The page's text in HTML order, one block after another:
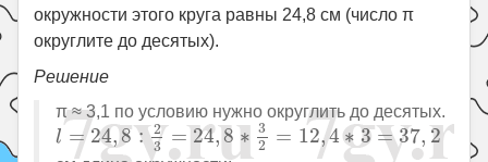
окружности этого круга равны 24,8 см (число π
округлите до десятых).
Решение
π ≈ 3,1 по условию нужно округлить до десятых.
l = 24,8 :
2
3
= 24, 8 ∗ 3
2
= 12,4 ∗ 3 = 37, 2
l=24,8:23=24,8∗32=12,4∗3=37,2